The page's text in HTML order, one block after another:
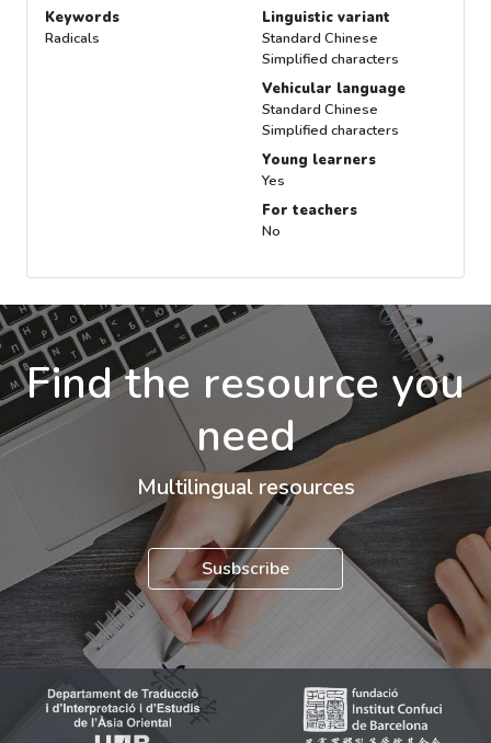
Keywords
Radicals
Linguistic variant
Standard Chinese
Simplified characters
Vehicular language
Standard Chinese
Simplified characters
Young learners
Yes
For teachers
No
Find the resource you
need
Multilingual resources
Susbscribe